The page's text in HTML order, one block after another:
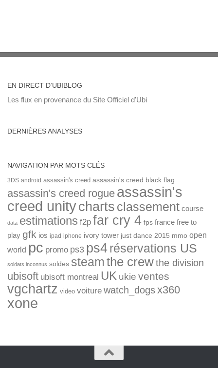
EN DIRECT D’UBIBLOG
Les flux en provenance du Site Officiel d'Ubi
DERNIÈRES ANALYSES
NAVIGATION PAR MOTS CLÉS
3DS android assassin's creed assassin's creed black flag
assassin's creed rogue assassin's
creed unitycharts classement course
data estimations f2p far cry 4 fps france free to
play gfk ios ipad iphone ivory tower just dance 2015 mmo open
world pc promo ps3 ps4réservations US
soldats inconnus soldes steamthe crewthe division
ubisoft ubisoft montreal UK ukie ventes
vgchartz video voiture watch_dogsx360
xone